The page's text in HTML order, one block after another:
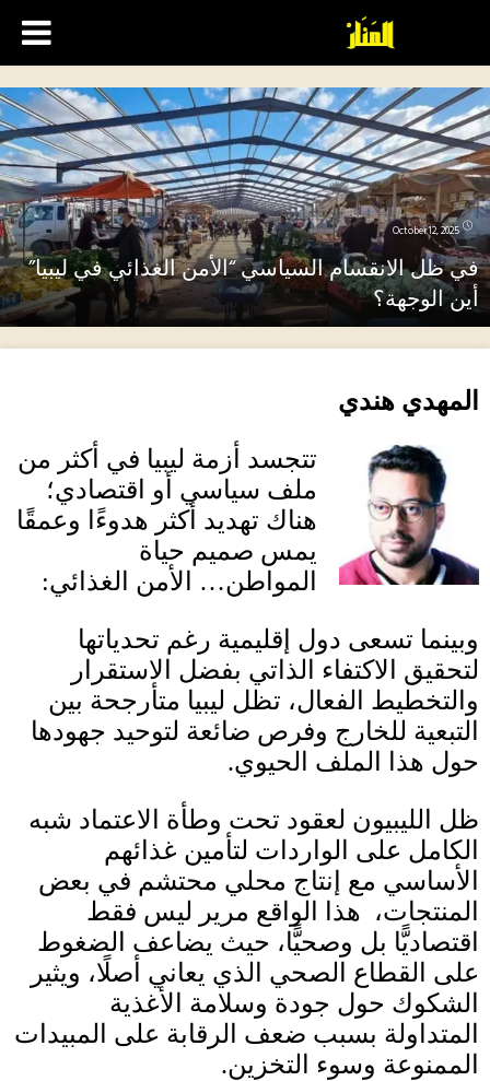
October 12, 2025
في ظل الانقسام السياسي “الأمن الغذائي في ليبيا”
أين الوجهة؟
المهدي هندي
تتجسد أزمة ليبيا في أكثر من
ملف سياسي أو اقتصادي؛
هناك تهديد أكثر هدوءًا وعمقًا
يمس صميم حياة
المواطن… الأمن الغذائي:
وبينما تسعى دول إقليمية رغم تحدياتها
لتحقيق الاكتفاء الذاتي بفضل الاستقرار
والتخطيط الفعال، تظل ليبيا متأرجحة بين
التبعية للخارج وفرص ضائعة لتوحيد جهودها
حول هذا الملف الحيوي.
ظل الليبيون لعقود تحت وطأة الاعتماد شبه
الكامل على الواردات لتأمين غذائهم
الأساسي مع إنتاج محلي محتشم في بعض
المنتجات، هذا الواقع مرير ليس فقط
اقتصاديًّا بل وصحيًّا، حيث يضاعف الضغوط
على القطاع الصحي الذي يعاني أصلًا، ويثير
الشكوك حول جودة وسلامة الأغذية
المتداولة بسبب ضعف الرقابة على المبيدات
الممنوعة وسوء التخزين.